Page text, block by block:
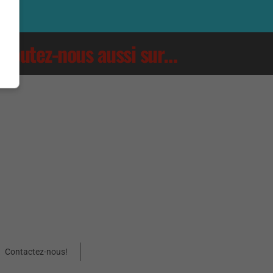
Écoutez-nous aussi sur…
Contactez-nous!